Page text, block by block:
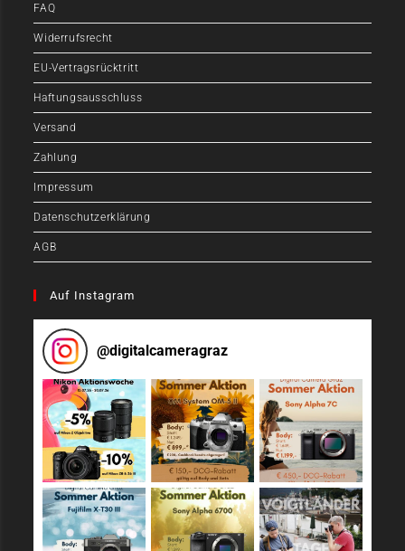
FAQ
Widerrufsrecht
EU-Vertragsrücktritt
Haftungsausschluss
Versand
Zahlung
Impressum
Datenschutzerklärung
AGB
Auf Instagram
@digitalcameragraz